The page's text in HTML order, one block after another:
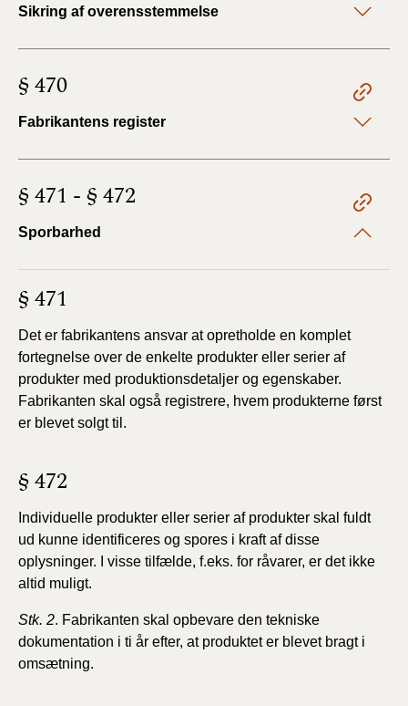
BR18 (4/7-31/12
BR18 (1/1-4/7 2019)
BR18 (1/7-31/12
BR18 (1/1-30/6
2018)
Tidligere BR (1961-
Sikring af overensstemmelse
§ 470
Fabrikantens register
§ 471 - § 472
Sporbarhed
§ 471
Det er fabrikantens ansvar at opretholde en komplet
fortegnelse over de enkelte produkter eller serier af
produkter med produktionsdetaljer og egenskaber.
Fabrikanten skal også registrere, hvem produkterne først
er blevet solgt til.
§ 472
Individuelle produkter eller serier af produkter skal fuldt
ud kunne identificeres og spores i kraft af disse
oplysninger. I visse tilfælde, f.eks. for råvarer, er det ikke
altid muligt.
Stk. 2. Fabrikanten skal opbevare den tekniske
dokumentation i ti år efter, at produktet er blevet bragt i
omsætning.